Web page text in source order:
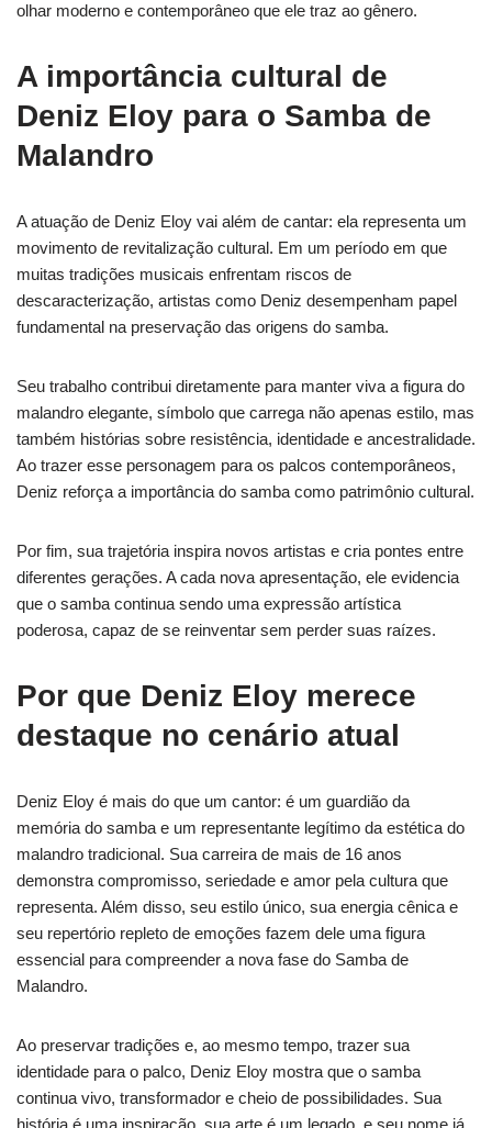
olhar moderno e contemporâneo que ele traz ao gênero.
A importância cultural de
Deniz Eloy para o Samba de
Malandro
A atuação de Deniz Eloy vai além de cantar: ela representa um
movimento de revitalização cultural. Em um período em que
muitas tradições musicais enfrentam riscos de
descaracterização, artistas como Deniz desempenham papel
fundamental na preservação das origens do samba.
Seu trabalho contribui diretamente para manter viva a figura do
malandro elegante, símbolo que carrega não apenas estilo, mas
também histórias sobre resistência, identidade e ancestralidade.
Ao trazer esse personagem para os palcos contemporâneos,
Deniz reforça a importância do samba como patrimônio cultural.
Por fim, sua trajetória inspira novos artistas e cria pontes entre
diferentes gerações. A cada nova apresentação, ele evidencia
que o samba continua sendo uma expressão artística
poderosa, capaz de se reinventar sem perder suas raízes.
Por que Deniz Eloy merece
destaque no cenário atual
Deniz Eloy é mais do que um cantor: é um guardião da
memória do samba e um representante legítimo da estética do
malandro tradicional. Sua carreira de mais de 16 anos
demonstra compromisso, seriedade e amor pela cultura que
representa. Além disso, seu estilo único, sua energia cênica e
seu repertório repleto de emoções fazem dele uma figura
essencial para compreender a nova fase do Samba de
Malandro.
Ao preservar tradições e, ao mesmo tempo, trazer sua
identidade para o palco, Deniz Eloy mostra que o samba
continua vivo, transformador e cheio de possibilidades. Sua